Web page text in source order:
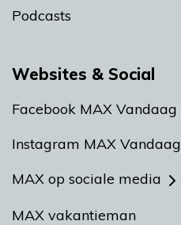
Podcasts
Websites & Social
Facebook MAX Vandaag
Instagram MAX Vandaag
MAX op sociale media
MAX vakantieman